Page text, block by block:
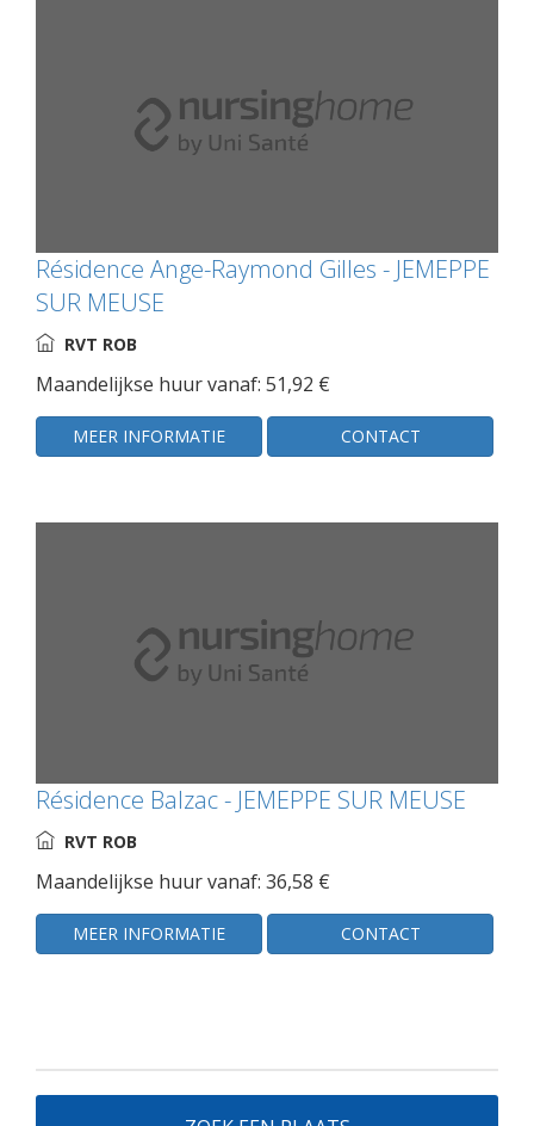
Résidence Ange-Raymond Gilles - JEMEPPE
SUR MEUSE
RVT ROB
Maandelijkse huur vanaf: 51,92 €
MEER INFORMATIE CONTACT
Résidence Balzac - JEMEPPE SUR MEUSE
RVT ROB
Maandelijkse huur vanaf: 36,58 €
MEER INFORMATIE CONTACT